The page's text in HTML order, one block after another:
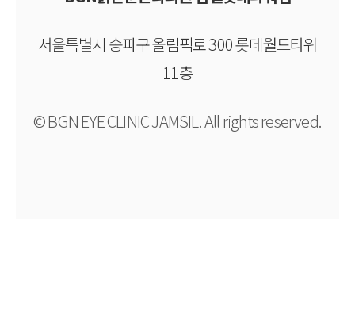
서울특별시 송파구 올림픽로 300 롯데월드타워
11층
© BGN EYE CLINIC JAMSIL. All rights reserved.